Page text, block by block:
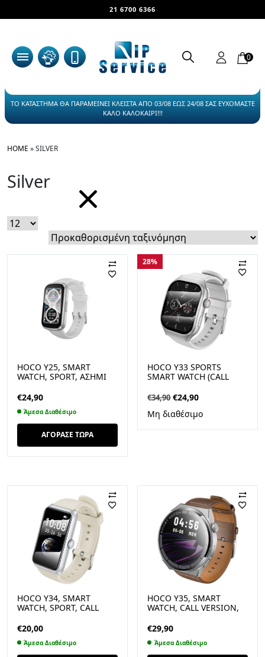
21 6700 6366
0
ΤΟ ΚΑΤΑΣΤΗΜΑ ΘΑ ΠΑΡΑΜΕΙΝΕΙ ΚΛΕΙΣΤΑ ΑΠΟ 03/08 ΕΩΣ 24/08 ΣΑΣ ΕΥΧΟΜΑΣΤΕ
ΚΑΛΟ ΚΑΛΟΚΑΙΡΙ!!!
HOME »SILVER
Silver
HOCO Y25, SMART
WATCH, SPORT, ΑΣΗΜΙ
€24,90
Άμεσα Διαθέσιμο
ΑΓΟΡΑΣΕ ΤΩΡΑ
28%
HOCO Y33 SPORTS
SMART WATCH (CALL
€34,90Original
price
€24,90Η
Μη διαθέσιμο
HOCO Y34, SMART
WATCH, SPORT, CALL
€20,00
Άμεσα Διαθέσιμο
HOCO Y35, SMART
WATCH, CALL VERSION,
€29,90
Άμεσα Διαθέσιμο